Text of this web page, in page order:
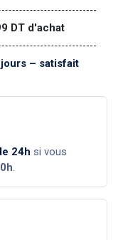
DT d'achat
– satisfait
24h si vous
.